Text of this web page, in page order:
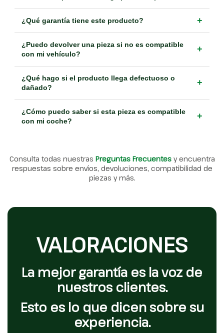
¿Qué garantía tiene este producto? +
¿Puedo devolver una pieza si no es compatible
con mi vehículo?
+
¿Qué hago si el producto llega defectuoso o
dañado?
+
¿Cómo puedo saber si esta pieza es compatible
con mi coche?
+
Consulta todas nuestras Preguntas Frecuentes y encuentra
respuestas sobre envíos, devoluciones, compatibilidad de
piezas y más.
VALORACIONES
La mejor garantía es la voz de
nuestros clientes.
Esto es lo que dicen sobre su
experiencia.